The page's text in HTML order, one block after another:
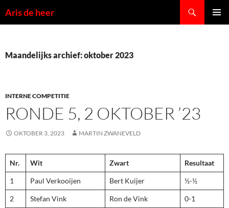
naar
Aris de heer
Maandelijks archief: oktober 2023
INTERNE COMPETITIE
RONDE 5, 2 OKTOBER ’23
OKTOBER 3, 2023 MARTIN ZWANEVELD
Nr. Wit Zwart Resultaat
1 Paul Verkooijen Bert Kuijer ½-½
2 Stefan Vink Ron de Vink 0-1